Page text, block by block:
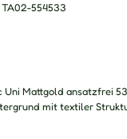
TA02-554533
Uni Mattgold ansatzfrei
mit textiler